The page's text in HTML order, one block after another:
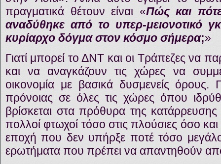
πραγματικά θέτουν είναι «Πώς και
αναδύθηκε από το υπερ-μειονοτικό
κυρίαρχο δόγμα στον κόσμο σήμερα;»
Γιατί μπορεί το ΔΝΤ και οι Τράπεζες να
και να αναγκάζουν τις χώρες να
οικονομία με βασικά δυσμενείς όρους.
πρόνοιας σε όλες τις χώρες όπου
βρίσκεται στα πρόθυρα της κατάρρευσης
πολλοί φτωχοί τόσο στις πλούσιες όσο
εποχή που δεν υπήρξε ποτέ τόσο
ερωτήματα που πρέπει να απαντηθούν